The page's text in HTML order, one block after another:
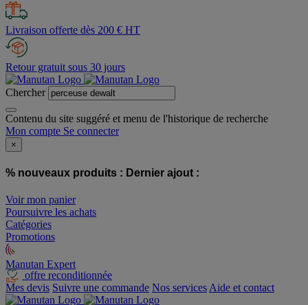
Livraison offerte dès 200 € HT
Retour gratuit sous 30 jours
Chercher
Contenu du site suggéré et menu de l'historique de recherche
Mon compte Se connecter
×
% nouveaux produits : Dernier ajout :
Voir mon panier
Poursuivre les achats
Catégories
Promotions
Manutan Expert
offre reconditionnée
Mes devis Suivre une commande Nos services Aide et contact